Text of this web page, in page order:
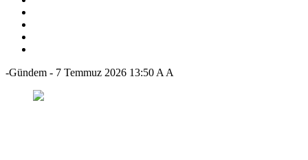
-Gündem - 7 Temmuz 2026 13:50 A A